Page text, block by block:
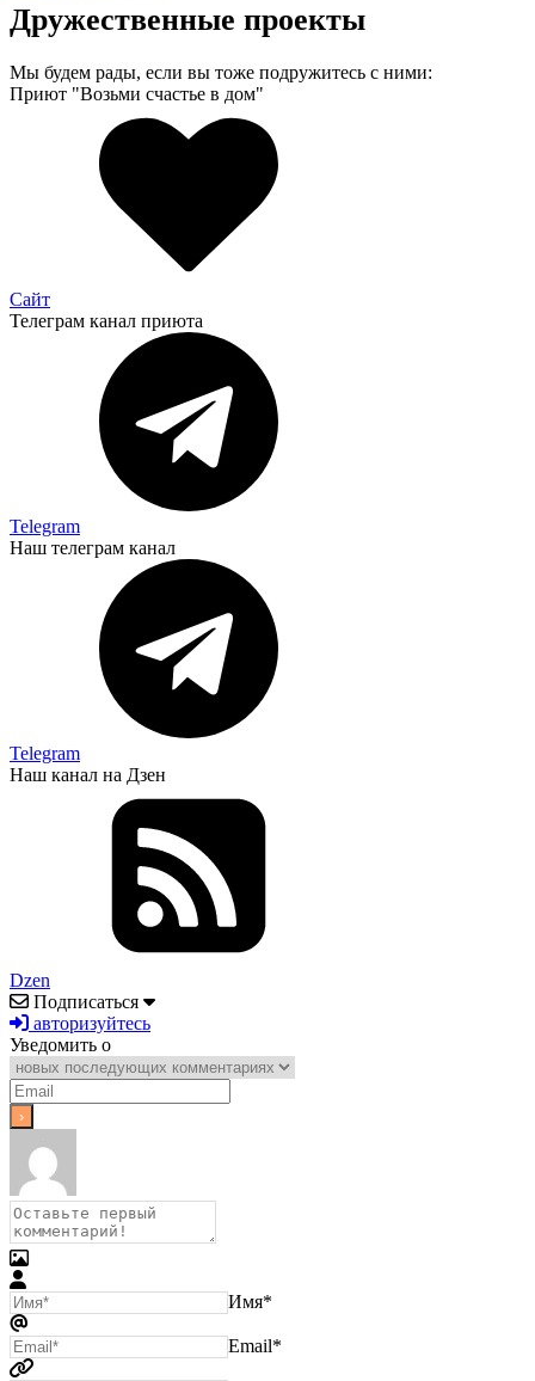
Дружественные проекты
Мы будем рады, если вы тоже подружитесь с ними:
Приют "Возьми счастье в дом"
Сайт
Телеграм канал приюта
Telegram
Наш телеграм канал
Telegram
Наш канал на Дзен
Dzen
Подписаться
авторизуйтесь
Уведомить о
Имя*
Email*